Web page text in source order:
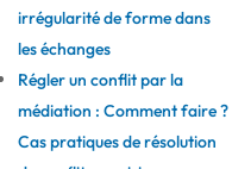
irrégularité de forme dans
les échanges
Régler un conflit par la
médiation : Comment faire ?
Cas pratiques de résolution